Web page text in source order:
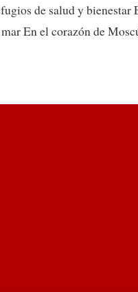
de salud y bienestar
En el corazón de